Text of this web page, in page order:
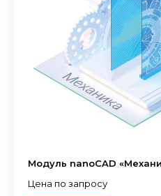
Модуль nanoCAD
Цена по запросу